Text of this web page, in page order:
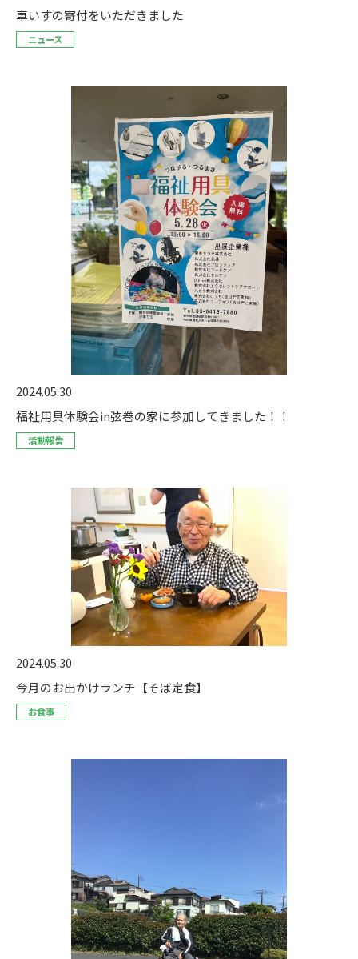
車いすの寄付をいただきました
ニュース
2024.05.30
福祉用具体験会in弦巻の家に参加してきました！！
活動報告
2024.05.30
今月のお出かけランチ【そば定食】
お食事